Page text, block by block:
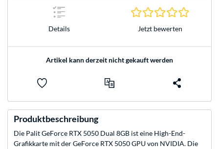
Details Jetzt bewerten
Artikel kann derzeit nicht gekauft werden
Produktbeschreibung
Die Palit GeForce RTX 5050 Dual 8GB ist eine High-End-
Grafikkarte mit der GeForce RTX 5050 GPU von NVIDIA. Die